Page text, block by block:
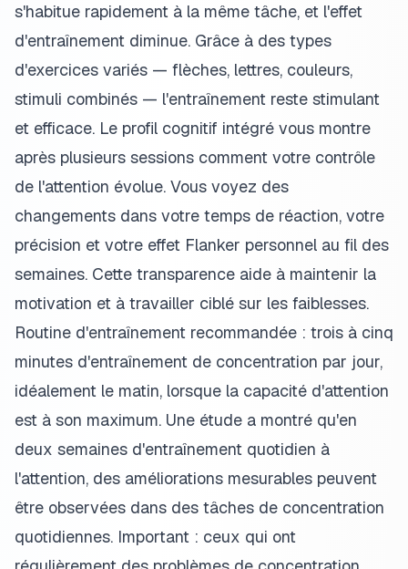
s'habitue rapidement à la même tâche, et l'effet
d'entraînement diminue. Grâce à des types
d'exercices variés — flèches, lettres, couleurs,
stimuli combinés — l'entraînement reste stimulant
et efficace. Le profil cognitif intégré vous montre
après plusieurs sessions comment votre contrôle
de l'attention évolue. Vous voyez des
changements dans votre temps de réaction, votre
précision et votre effet Flanker personnel au fil des
semaines. Cette transparence aide à maintenir la
motivation et à travailler ciblé sur les faiblesses.
Routine d'entraînement recommandée : trois à cinq
minutes d'entraînement de concentration par jour,
idéalement le matin, lorsque la capacité d'attention
est à son maximum. Une étude a montré qu'en
deux semaines d'entraînement quotidien à
l'attention, des améliorations mesurables peuvent
être observées dans des tâches de concentration
quotidiennes. Important : ceux qui ont